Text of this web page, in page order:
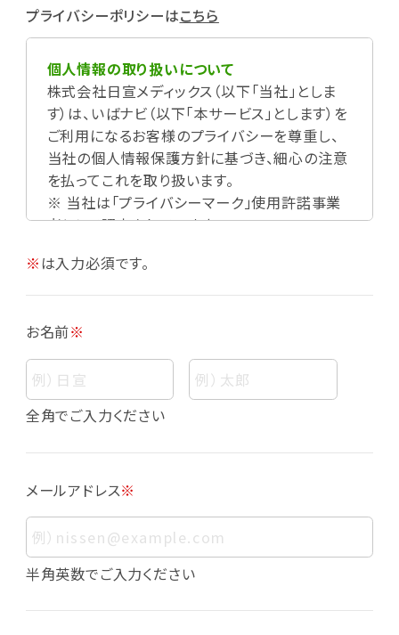
プライバシーポリシーはこちら
個人情報の取り扱いについて
株式会社日宣メディックス（以下「当社」としま
す）は、いばナビ（以下「本サービス」とします）を
ご利用になるお客様のプライバシーを尊重し、
当社の個人情報保護方針に基づき、細心の注意
を払ってこれを取り扱います。
※ 当社は「プライバシーマーク」使用許諾事業
者として認定されています。
個人情報
個人情報とは、お客様個人に関する情報であっ
て、当該情報を構成する氏名、住所、電話番号、
す。また、その情報のみでは識別できない場合で
も、他の情報と容易に照合することで、結果的に
お客様個人を識別できるものも個人情報に含ま
れます。
個人情報の利用目的について
※は入力必須です。
お名前※
全角でご入力ください
メールアドレス※
半角英数でご入力ください